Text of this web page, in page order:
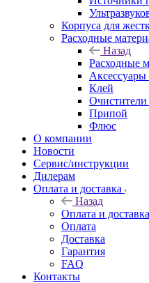
Корпуса для
Расходные
Назад
Расходные
Клей
Очистители
Припой
Флюс
О компании
Новости
Сервис/инструкции
Дилерам
Оплата и доставка
Назад
Оплата и доставка
Оплата
Доставка
Гарантия
FAQ
Контакты